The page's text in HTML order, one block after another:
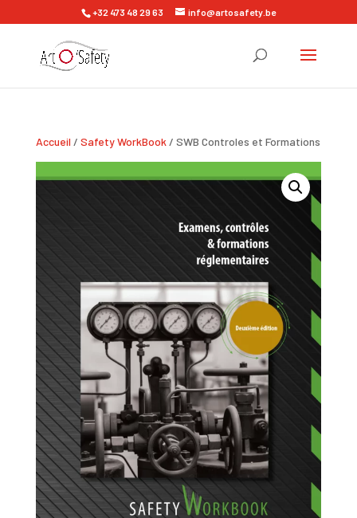
+32 473 48 29 63 info@artosafety.be
Accueil / Safety WorkBook / SWB Controles et Formations